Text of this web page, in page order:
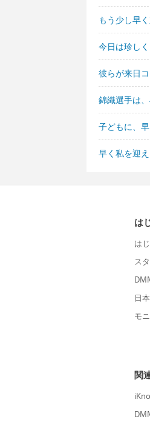
もう少し早
今日は珍し
彼らが来日
錦織選手は
子どもに、
早く私を迎
は
は
ス
日
モ
関